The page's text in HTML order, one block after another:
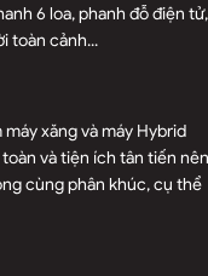
6 loa, phanh đỗ điện tử,
toàn cảnh...
xăng và máy Hybrid
và tiện ích tân tiến nên
cùng phân khúc, cụ thể